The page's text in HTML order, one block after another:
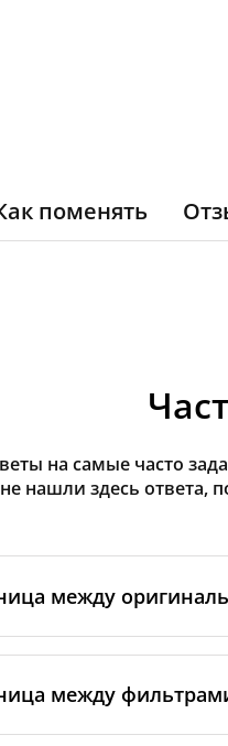
поменять
на самые часто
не нашли здесь ответа,
между
стандартам бренда,
между